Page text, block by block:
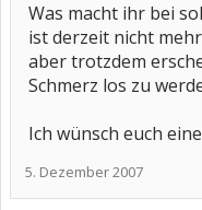
Was macht ihr bei
ist derzeit nicht
aber trotzdem
Schmerz los zu
Ich wünsch euch
5. Dezember 2007